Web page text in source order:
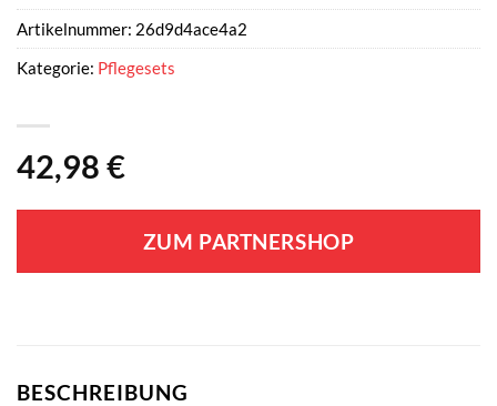
42,98 €
ZUM PARTNERSHOP
Artikelnummer: 26d9d4ace4a2
Kategorie: Pflegesets
BESCHREIBUNG